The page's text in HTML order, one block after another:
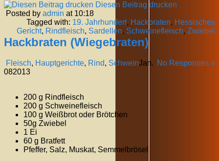
Diesen Beitrag drucken
Posted by admin at 10:18
Tagged with: 19. Jahrhundert, Hackbraten, Hessisches
Gericht, Rindfleisch, Sardellen, Schweinefleisch, Zwiebel
Hackbraten (Wiegebraten)
Fleisch, Hauptgerichte, Rind, Schwein No Responses »
Jan.
082013
200 g Rindfleisch
200 g Schweinefleisch
100 g Weißbrot oder Brötchen
50g Zwiebel
1 Ei
60 g Bratfett
Pfeffer, Salz, Muskat, Semmelbrösel